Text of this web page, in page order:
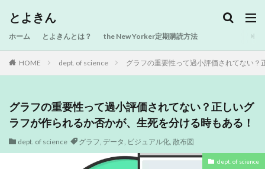
とよきん
ホーム とよきんとは？ the New Yorker定期購読方法
HOME dept. of science グラフの重要性って過小評価されてない
グラフの重要性って過小評価されてない？正しいグ
ラフが作られるか否かが、生死を分ける時もある！
dept. of science グラフ, データ, ビジュアル化, 散布図
dept. of science